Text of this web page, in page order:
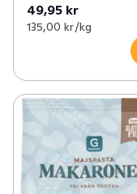
49,95 kr
135,00 kr /kg